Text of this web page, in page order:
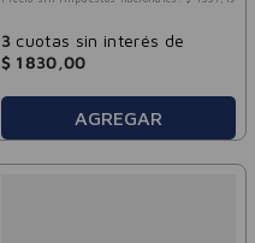
3 cuotas sin interés de
$ 1830 ,00
AGREGAR